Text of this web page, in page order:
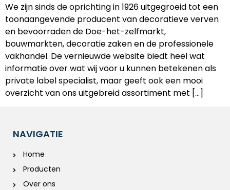
We zijn sinds de oprichting in 1926 uitgegroeid tot een
toonaangevende producent van decoratieve verven
en bevoorraden de Doe-het-zelfmarkt,
bouwmarkten, decoratie zaken en de professionele
vakhandel. De vernieuwde website biedt heel wat
informatie over wat wij voor u kunnen betekenen als
private label specialist, maar geeft ook een mooi
overzicht van ons uitgebreid assortiment met […]
NAVIGATIE
Home
Producten
Over ons